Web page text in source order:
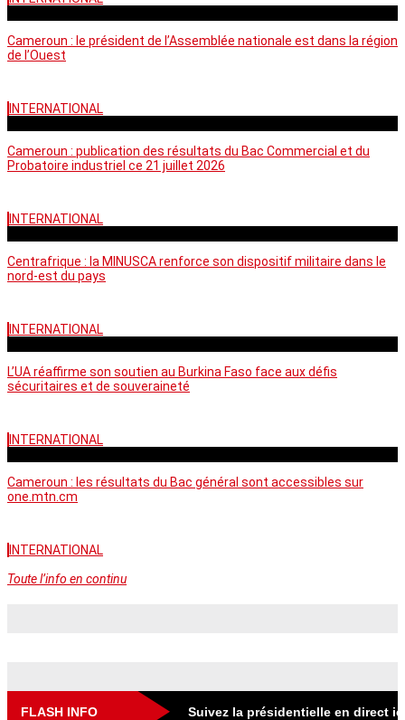
Cameroun : le président de l’Assemblée nationale est dans la région
de l’Ouest
INTERNATIONAL
Cameroun : publication des résultats du Bac Commercial et du
Probatoire industriel ce 21 juillet 2026
INTERNATIONAL
Centrafrique : la MINUSCA renforce son dispositif militaire dans le
nord-est du pays
INTERNATIONAL
L’UA réaffirme son soutien au Burkina Faso face aux défis
sécuritaires et de souveraineté
INTERNATIONAL
Cameroun : les résultats du Bac général sont accessibles sur
one.mtn.cm
INTERNATIONAL
Toute l’info en continu
FLASH INFO Suivez la présidentielle en direct